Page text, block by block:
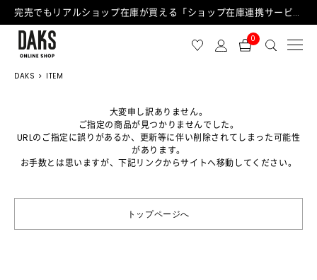
完売でもリアルショップ在庫が買える「ショップ在庫連携サービス」が日中もご利用可能になりました！
0
DAKS ITEM
大変申し訳ありません。
ご指定の商品が見つかりませんでした。
URLのご指定に誤りがあるか、更新等に伴い削除されてしまった可能性
があります。
お手数とは思いますが、下記リンクからサイトへ移動してください。
トップページへ